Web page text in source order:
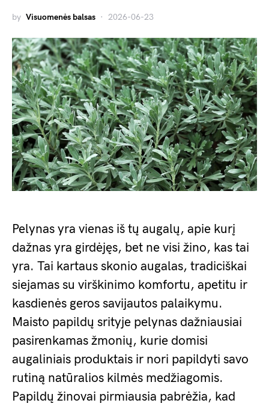
by Visuomenės balsas 2026-06-23
Pelynas yra vienas iš tų augalų, apie kurį
dažnas yra girdėjęs, bet ne visi žino, kas tai
yra. Tai kartaus skonio augalas, tradiciškai
siejamas su virškinimo komfortu, apetitu ir
kasdienės geros savijautos palaikymu.
Maisto papildų srityje pelynas dažniausiai
pasirenkamas žmonių, kurie domisi
augaliniais produktais ir nori papildyti savo
rutiną natūralios kilmės medžiagomis.
Papildų žinovai pirmiausia pabrėžia, kad